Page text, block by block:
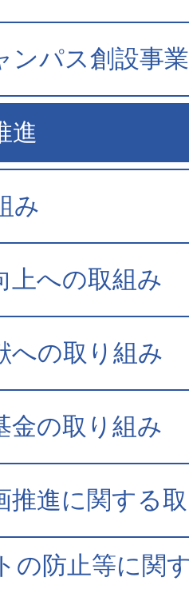
ンパス創設事業
進
み
上への取組み
への取り組み
金の取り組み
推進に関する
の防止等に関